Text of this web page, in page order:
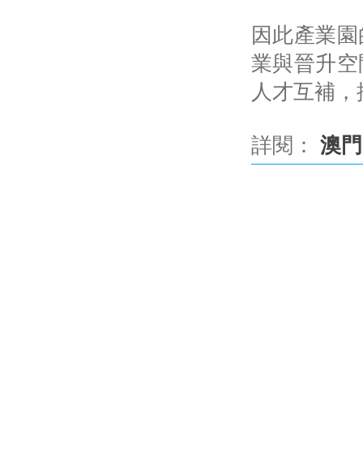
因此產業
業與晉升
人才互補
詳閱： 澳